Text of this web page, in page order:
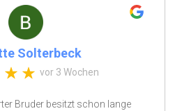
Solterbeck
vor 3 Wochen
Bruder besitzt schon lange